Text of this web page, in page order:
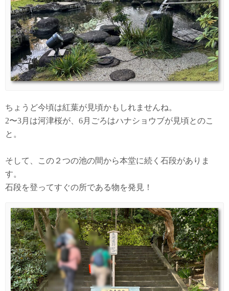
ちょうど今頃は紅葉が見頃かもしれませんね。
2〜3月は河津桜が、6月ごろはハナショウブが見頃とのこ
と。
そして、この２つの池の間から本堂に続く石段がありま
す。
石段を登ってすぐの所である物を発見！